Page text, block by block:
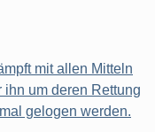
mit allen Mitteln
ihn um deren Rettung
gelogen werden.